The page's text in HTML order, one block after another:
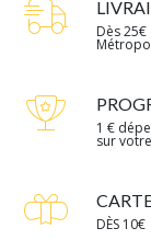
Dès
1 €
sur
DÈS 10€